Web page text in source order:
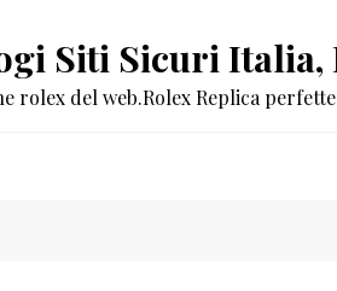
Siti Sicuri Italia,
rolex del web.Rolex Replica